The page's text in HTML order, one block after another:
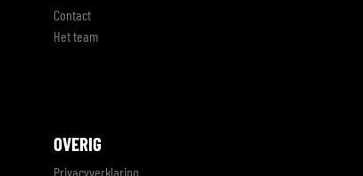
Contact
Het team
OVERIG
Privacyverklaring